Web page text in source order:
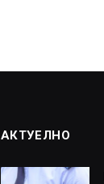
АКТУЕЛНО